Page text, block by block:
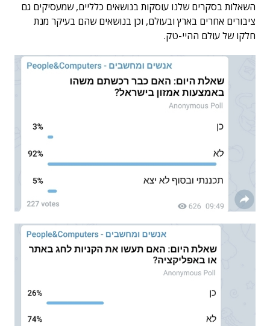
השאלות בסקרים שלנו עוסקות בנושאים כלליים, שמעסיקים גם
ציבורים אחרים בארץ ובעולם, וכן בנושאים שהם בעיקר מנת
חלקו של עולם ההיי-טק.